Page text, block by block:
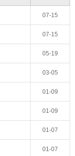
07-15
07-15
05-19
03-05
01-09
01-09
01-07
01-07